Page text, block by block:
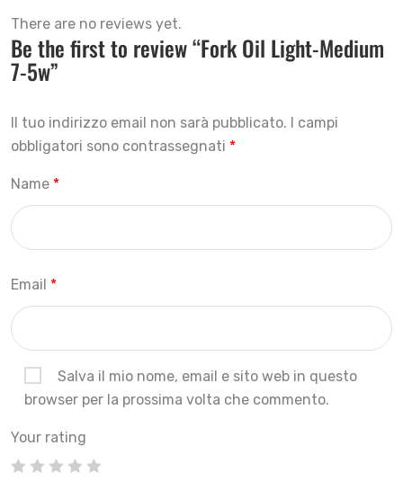
There are no reviews yet.
Be the first to review “Fork Oil Light-Medium
7-5w”
Il tuo indirizzo email non sarà pubblicato.
I campi
obbligatori sono contrassegnati *
Name *
Email *
Salva il mio nome, email e sito web in questo
browser per la prossima volta che commento.
Your rating